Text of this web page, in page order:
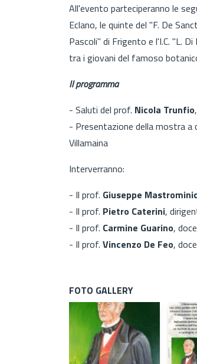
All'evento parteciperanno le
Eclano, le quinte del "F. De
Pascoli" di Frigento e l'I.C. "L.
tra i giovani del famoso
Il programma
- Saluti del prof. Nicola Trunfio
- Presentazione della mostra a
Villamaina
Interverranno:
- Il prof. Giuseppe
- Il prof. Pietro Caterini,
- Il prof. Carmine Guarino,
- Il prof. Vincenzo De Feo,
FOTO GALLERY